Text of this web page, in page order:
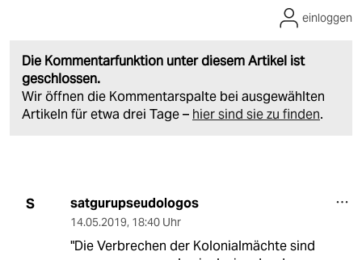
Die Kommentarfunktion unter diesem Artikel ist
geschlossen.
Wir öffnen die Kommentarspalte bei ausgewählten
Artikeln für etwa drei Tage – hier sind sie zu finden.
einloggen
S satgurupseudologos
14.05.2019, 18:40 Uhr
"Die Verbrechen der Kolonialmächte sind